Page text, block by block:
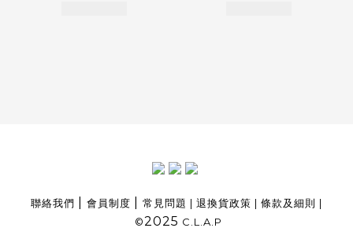
聯絡我們 會員制度 常見問題 | 退換貨政策 | 條款及細則 |
©2025 C.L.A.P